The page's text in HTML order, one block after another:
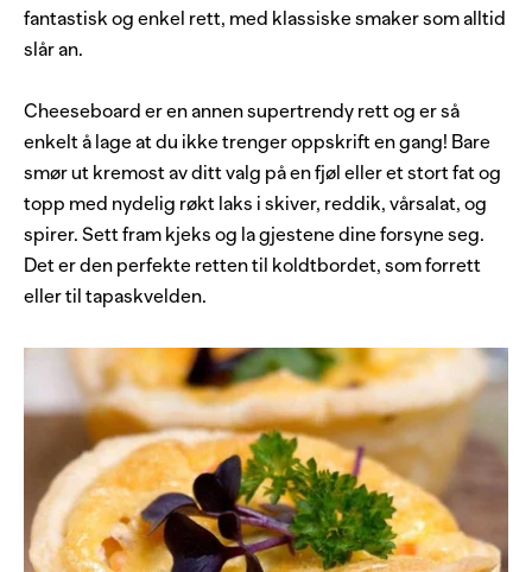
fantastisk og enkel rett, med klassiske smaker som alltid
slår an.
Cheeseboard er en annen supertrendy rett og er så
enkelt å lage at du ikke trenger oppskrift en gang! Bare
smør ut kremost av ditt valg på en fjøl eller et stort fat og
topp med nydelig røkt laks i skiver, reddik, vårsalat, og
spirer. Sett fram kjeks og la gjestene dine forsyne seg.
Det er den perfekte retten til koldtbordet, som forrett
eller til tapaskvelden.